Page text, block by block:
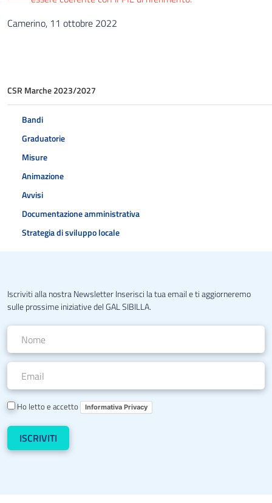
CSR Marche 2023/2027
Bandi
Graduatorie
Misure
Animazione
Avvisi
Documentazione amministrativa
Strategia di sviluppo locale
Camerino, 11 ottobre 2022
Iscriviti alla nostra Newsletter Inserisci la tua email e ti aggiorneremo
sulle prossime iniziative del GAL SIBILLA.
Ho letto e accetto Informativa Privacy